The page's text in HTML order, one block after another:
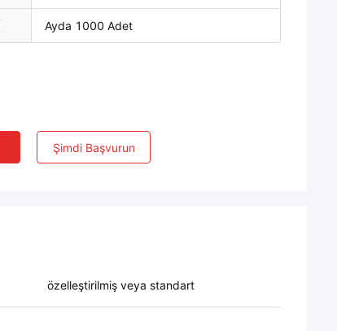
Ayda 1000 Adet
Şimdi Başvurun
özelleştirilmiş veya standart